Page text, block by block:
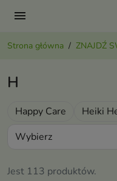
menu
Strona główna ZNAJDŹ
H
Happy Care Heiki
Jest 113 produktów.
Wybierz